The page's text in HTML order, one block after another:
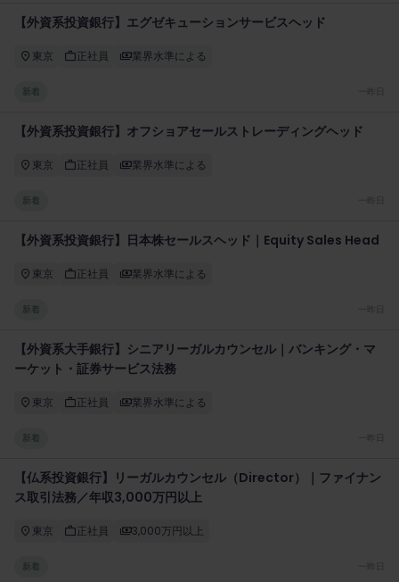
【外資系投資銀行】エグゼキューションサービスヘッド
東京 正社員 業界水準による
新着
【外資系投資銀行】オフショアセールストレーディングヘッド
東京 正社員 業界水準による
新着
【外資系投資銀行】日本株セールスヘッド｜Equity Sales Head
東京 正社員 業界水準による
新着
【外資系大手銀行】シニアリーガルカウンセル｜バンキング・マ
ーケット・証券サービス法務
東京 正社員 業界水準による
新着
【仏系投資銀行】リーガルカウンセル（Director）｜ファイナン
ス取引法務／年収3,000万円以上
東京 正社員 3,000万円以上
新着